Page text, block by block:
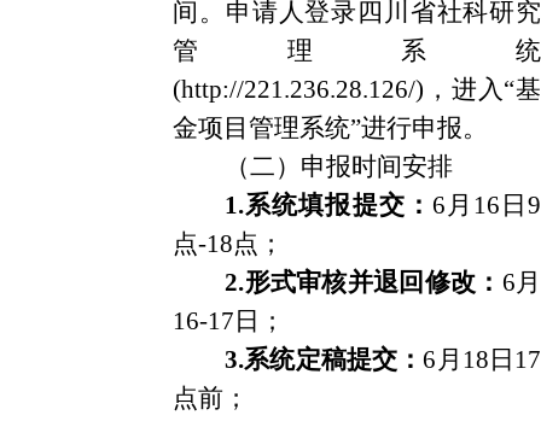
间。申请人登录四川省社科研究
管理系统
(http://221.236.28.126/)，进入“基
金项目管理系统”进行申报。
（二）申报时间安排
1.系统填报提交： 6月16日9
点-18点；
2.形式审核并退回修改： 6月
16-17日；
3.系统定稿提交： 6月18日17
点前；